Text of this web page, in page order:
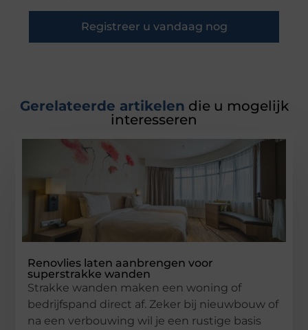
Registreer u vandaag nog
Gerelateerde artikelen die u mogelijk
interesseren
Renovlies laten aanbrengen voor
superstrakke wanden
Strakke wanden maken een woning of
bedrijfspand direct af. Zeker bij nieuwbouw of
na een verbouwing wil je een rustige basis